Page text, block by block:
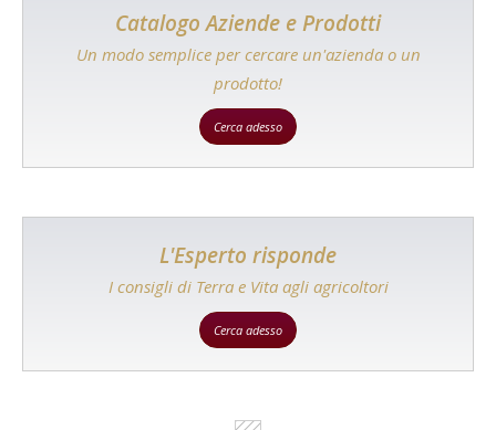
Catalogo Aziende e Prodotti
Un modo semplice per cercare un'azienda o un
prodotto!
Cerca adesso
L'Esperto risponde
I consigli di Terra e Vita agli agricoltori
Cerca adesso